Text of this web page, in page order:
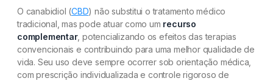
O canabidiol (CBD) não substitui o tratamento médico
tradicional, mas pode atuar como um recurso
complementar, potencializando os efeitos das terapias
convencionais e contribuindo para uma melhor qualidade de
vida. Seu uso deve sempre ocorrer sob orientação médica,
com prescrição individualizada e controle rigoroso de